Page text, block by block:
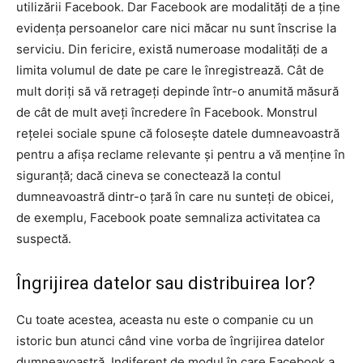
utilizării Facebook. Dar Facebook are modalități de a ține
evidența persoanelor care nici măcar nu sunt înscrise la
serviciu. Din fericire, există numeroase modalități de a
limita volumul de date pe care le înregistrează. Cât de
mult doriți să vă retrageți depinde într-o anumită măsură
de cât de mult aveți încredere în Facebook. Monstrul
rețelei sociale spune că folosește datele dumneavoastră
pentru a afișa reclame relevante și pentru a vă menține în
siguranță; dacă cineva se conectează la contul
dumneavoastră dintr-o țară în care nu sunteți de obicei,
de exemplu, Facebook poate semnaliza activitatea ca
suspectă.
Îngrijirea datelor sau distribuirea lor?
Cu toate acestea, aceasta nu este o companie cu un
istoric bun atunci când vine vorba de îngrijirea datelor